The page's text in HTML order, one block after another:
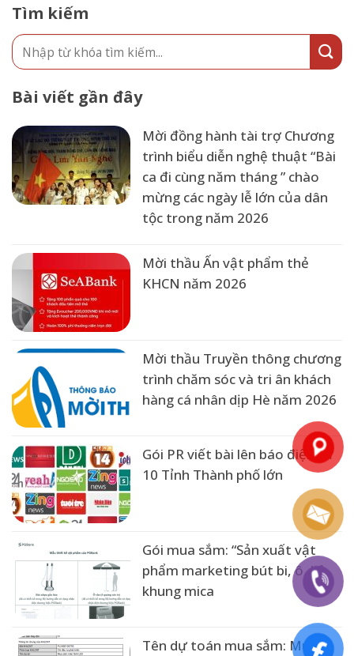
Tìm kiếm
Bài viết gần đây
Mời đồng hành tài trợ Chương
trình biểu diễn nghệ thuật “Bài
ca đi cùng năm tháng ” chào
mừng các ngày lễ lớn của dân
tộc trong năm 2026
Mời thầu Ấn vật phẩm thẻ
KHCN năm 2026
Mời thầu Truyền thông chương
trình chăm sóc và tri ân khách
hàng cá nhân dịp Hè năm 2026
Gói PR viết bài lên báo điện tử
10 Tỉnh Thành phố lớn
Gói mua sắm: “Sản xuất vật
phẩm marketing bút bi, ô, kệ
khung mica
Tên dự toán mua sắm: Mua